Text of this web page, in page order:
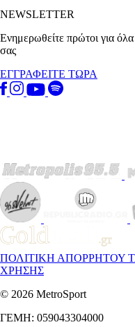
NEWSLETTER
Ενημερωθείτε πρώτοι για
σας
ΕΓΓΡΑΦΕΙΤΕ ΤΩΡΑ
ΠΟΛΙΤΙΚΗ ΑΠΟΡΡΗΤΟΥ
ΧΡΗΣΗΣ
© 2026 MetroSport
ΓΕΜΗ: 059043304000